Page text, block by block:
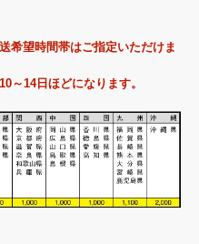
希望時間帯はご指定いただけま
～14日ほどになります。